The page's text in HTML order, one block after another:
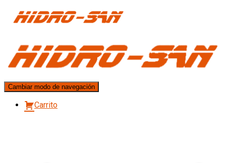
Cambiar modo de navegación
Carrito